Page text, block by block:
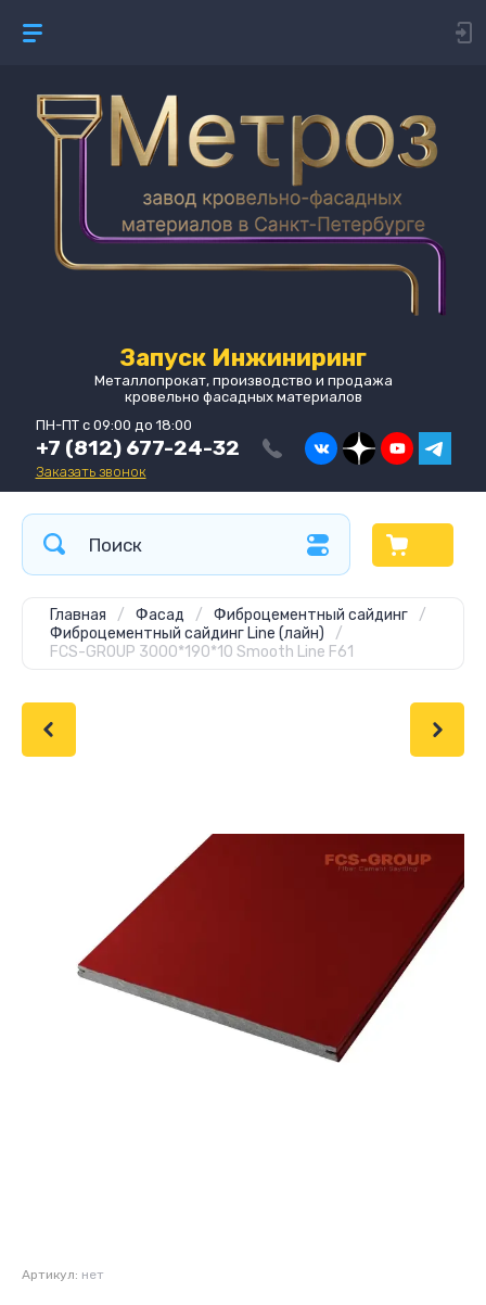
Запуск Инжиниринг
Металлопрокат, производство и продажа
кровельно фасадных материалов
ПН-ПТ с 09:00 до 18:00
+7 (812) 677-24-32
Заказать звонок
Главная / Фасад / Фиброцементный сайдинг
/
Фиброцементный сайдинг Line (лайн)
/
FCS-GROUP 3000*190*10 Smooth Line F61
Артикул: нет